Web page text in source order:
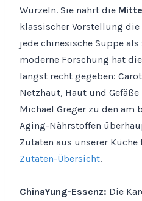
Wurzeln. Sie nährt die Mitte
klassischer Vorstellung
jede chinesische Suppe
moderne Forschung hat
längst recht gegeben:
Netzhaut, Haut und
Michael Greger zu den am
Aging-Nährstoffen
Zutaten aus unserer
Zutaten-Übersicht.
ChinaYung-Essenz: Die